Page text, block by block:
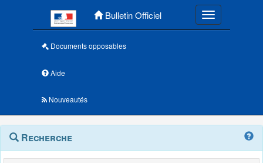
Bulletin Officiel Toggle
Documents opposables
Aide
Nouveautés
Navigation
outils
Menu
contextuel
Recherche